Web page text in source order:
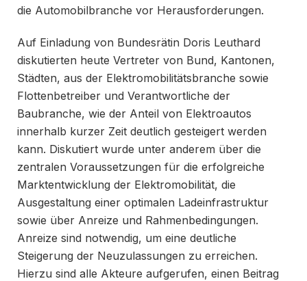
die Automobilbranche vor Herausforderungen.
Auf Einladung von Bundesrätin Doris Leuthard
diskutierten heute Vertreter von Bund, Kantonen,
Städten, aus der Elektromobilitätsbranche sowie
Flottenbetreiber und Verantwortliche der
Baubranche, wie der Anteil von Elektroautos
innerhalb kurzer Zeit deutlich gesteigert werden
kann. Diskutiert wurde unter anderem über die
zentralen Voraussetzungen für die erfolgreiche
Marktentwicklung der Elektromobilität, die
Ausgestaltung einer optimalen Ladeinfrastruktur
sowie über Anreize und Rahmenbedingungen.
Anreize sind notwendig, um eine deutliche
Steigerung der Neuzulassungen zu erreichen.
Hierzu sind alle Akteure aufgerufen, einen Beitrag